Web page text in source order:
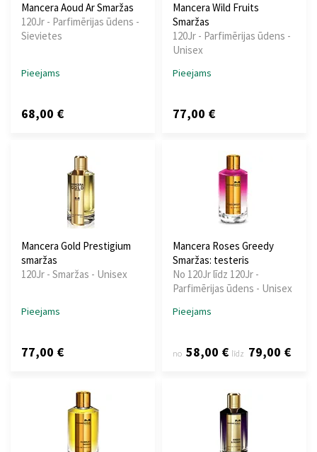
Mancera Aoud Ar Smaržas
120Jr - Parfimērijas ūdens -
Sievietes
Pieejams
68,00 €
Mancera Wild Fruits
Smaržas
120Jr - Parfimērijas ūdens -
Unisex
Pieejams
77,00 €
Mancera Gold Prestigium
smaržas
120Jr - Smaržas - Unisex
Pieejams
77,00 €
Mancera Roses Greedy
Smaržas: testeris
No 120Jr līdz 120Jr -
Parfimērijas ūdens - Unisex
Pieejams
no 58,00 € līdz 79,00 €